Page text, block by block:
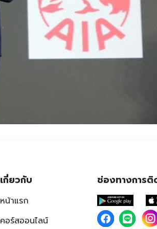
เกี่ยวกับ
หน้าแรก
คอร์สออนไลน์
ช่องทางการติ